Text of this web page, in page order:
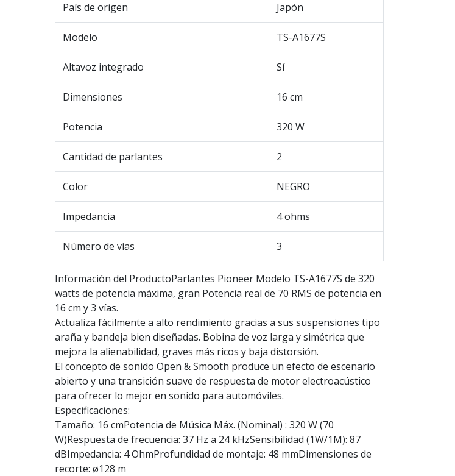
País de origen Japón
Modelo TS-A1677S
Altavoz integrado Sí
Dimensiones 16 cm
Potencia 320 W
Cantidad de parlantes 2
Color NEGRO
Impedancia 4 ohms
Número de vías 3
Información del ProductoParlantes Pioneer Modelo TS-A1677S de 320
watts de potencia máxima, gran Potencia real de 70 RMS de potencia en
16 cm y 3 vías.
Actualiza fácilmente a alto rendimiento gracias a sus suspensiones tipo
araña y bandeja bien diseñadas. Bobina de voz larga y simétrica que
mejora la alienabilidad, graves más ricos y baja distorsión.
El concepto de sonido Open & Smooth produce un efecto de escenario
abierto y una transición suave de respuesta de motor electroacústico
para ofrecer lo mejor en sonido para automóviles.
Especificaciones:
Tamaño: 16 cmPotencia de Música Máx. (Nominal) : 320 W (70
W)Respuesta de frecuencia: 37 Hz a 24 kHzSensibilidad (1W/1M): 87
dBImpedancia: 4 OhmProfundidad de montaje: 48 mmDimensiones de
recorte: ø128 m